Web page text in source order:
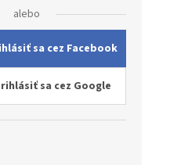
alebo
sa cez Facebook
sa cez Google